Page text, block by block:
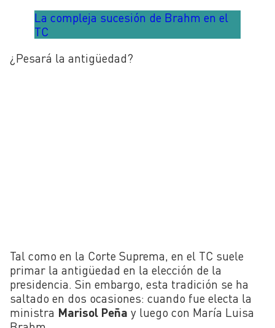
La compleja sucesión de Brahm en el
TC
¿Pesará la antigüedad?
Tal como en la Corte Suprema, en el TC suele
primar la antigüedad en la elección de la
presidencia. Sin embargo, esta tradición se ha
saltado en dos ocasiones: cuando fue electa la
ministra Marisol Peña y luego con María Luisa